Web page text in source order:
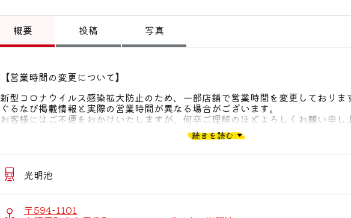
概要 投稿 写真
【営業時間の変更について】
新型コロナウイルス感染拡大防止のため、一部店舗で営業時間を変更しておりま
ぐるなび掲載情報と実際の営業時間が異なる場合がございます。
お客様にはご不便をおかけいたしますが、何卒ご理解のほどよろしくお願い申し
各店舗の営業時間の詳細は、サイゼリヤのホームページをご確認くださいませ。
続きを読む
光明池
〒594-1101